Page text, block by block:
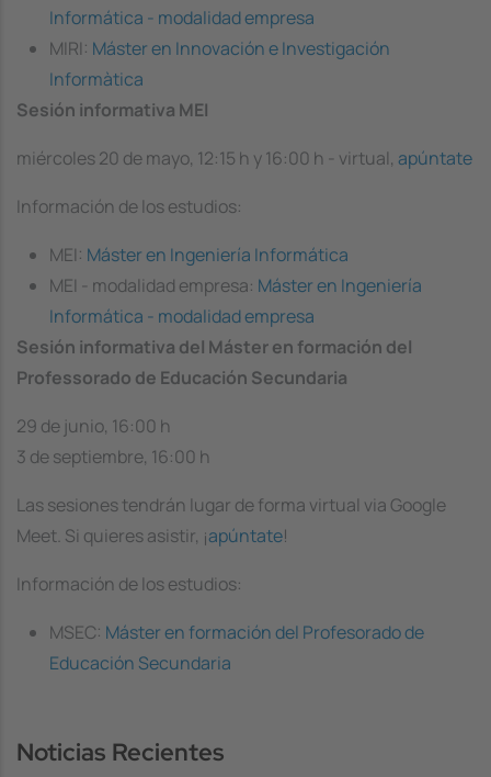
Informática - modalidad empresa
MIRI: Máster en Innovación e Investigación
Informàtica
Sesión informativa MEI
miércoles 20 de mayo, 12:15 h y 16:00 h - virtual, apúntate
Información de los estudios:
MEI: Máster en Ingeniería Informática
MEI - modalidad empresa: Máster en Ingeniería
Informática - modalidad empresa
Sesión informativa del Máster en formación del
Professorado de Educación Secundaria
29 de junio, 16:00 h
3 de septiembre, 16:00 h
Las sesiones tendrán lugar de forma virtual via Google
Meet. Si quieres asistir, ¡apúntate!
Información de los estudios:
MSEC: Máster en formación del Profesorado de
Educación Secundaria
Noticias Recientes